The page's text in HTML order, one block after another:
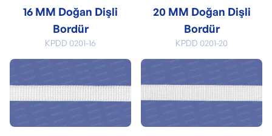
16 MM Doğan Dişli
Bordür
KPDD 0201-16
20 MM Doğan Dişli
Bordür
KPDD 0201-20